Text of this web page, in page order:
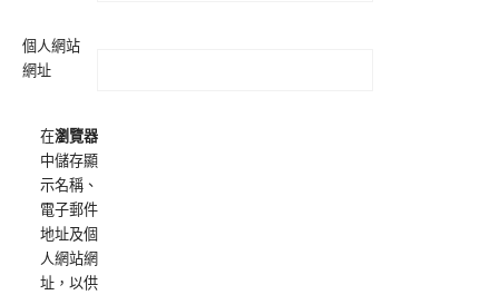
個人網站
網址
在瀏覽器
中儲存顯
示名稱、
電子郵件
地址及個
人網站網
址，以供